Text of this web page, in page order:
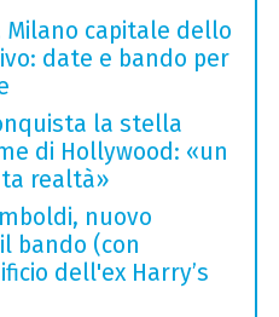
Milano capitale dello
date e bando per
la stella
di Hollywood: «un
realtà»
nuovo
bando (con
dell'ex Harry’s